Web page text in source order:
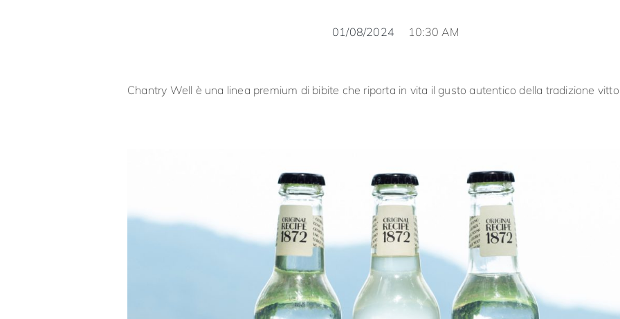
01/08/2024 10:30 AM
Chantry Well è una linea premium di bibite che riporta in vita il gusto autentico della tradizione